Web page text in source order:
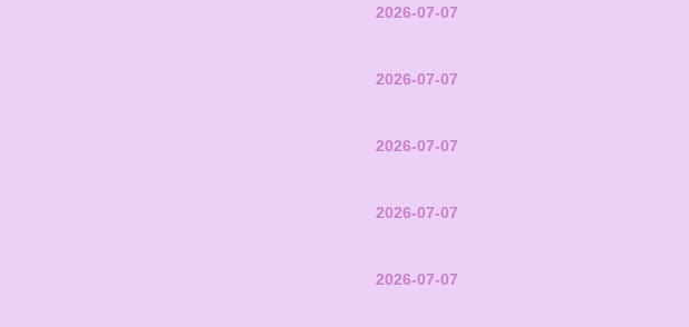
2026-07-07
2026-07-07
2026-07-07
2026-07-07
2026-07-07